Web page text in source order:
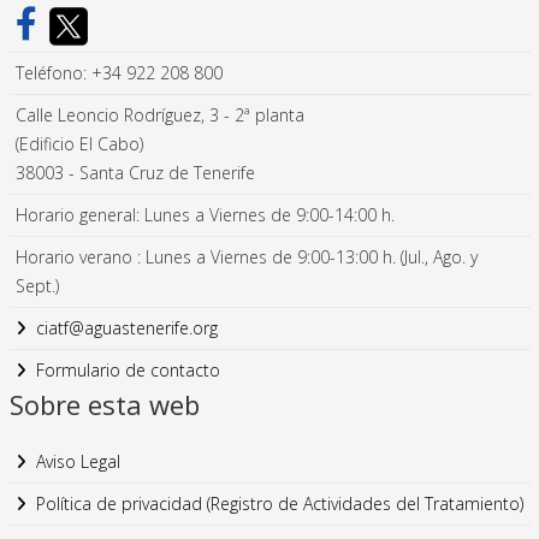
Teléfono: +34 922 208 800
Calle Leoncio Rodríguez, 3 - 2ª planta
(Edificio El Cabo)
38003 - Santa Cruz de Tenerife
Horario general: Lunes a Viernes de 9:00-14:00 h.
Horario verano : Lunes a Viernes de 9:00-13:00 h. (Jul., Ago. y
Sept.)
ciatf@aguastenerife.org
Formulario de contacto
Sobre esta web
Aviso Legal
Política de privacidad (Registro de Actividades del Tratamiento)